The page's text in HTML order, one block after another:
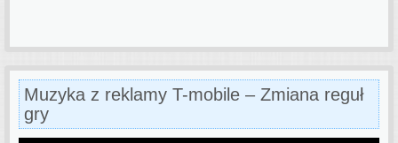
Muzyka z reklamy T-mobile – Zmiana reguł
gry